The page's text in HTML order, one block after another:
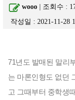
wooo | 조회수 :
작성일 : 2021-11-28
71년도 발매된 말리
는 마론인형도 없던
고 그때부터 중학생